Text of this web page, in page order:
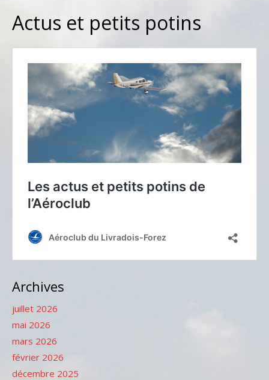
Actus et petits potins
Archives
juillet 2026
mai 2026
mars 2026
février 2026
décembre 2025